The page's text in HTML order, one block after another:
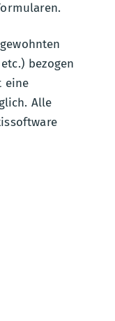
bezogen
eine
Alle